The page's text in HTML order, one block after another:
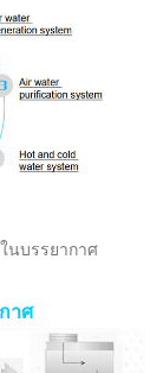
นบรรยากาศ
าศ